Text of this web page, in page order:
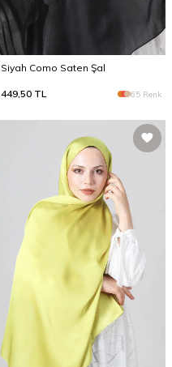
Siyah Como Saten Şal
449,50 TL 65 Renk